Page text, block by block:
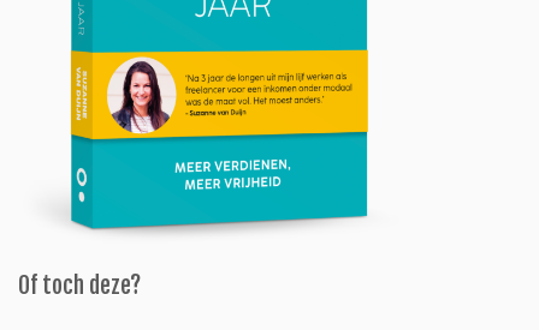
Of toch deze?